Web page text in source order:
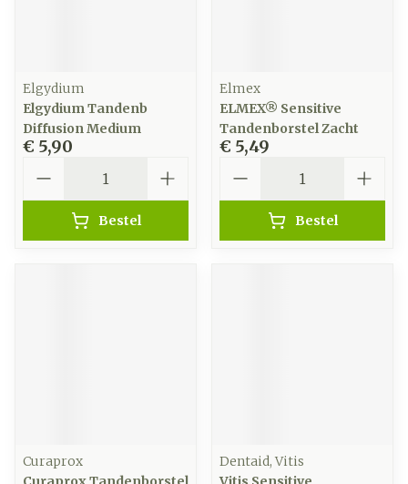
Elgydium
Elgydium Tandenb
Diffusion Medium
€ 5,90
Bestel
Elmex
ELMEX® Sensitive
Tandenborstel Zacht
€ 5,49
Bestel
Curaprox
Dentaid, Vitis